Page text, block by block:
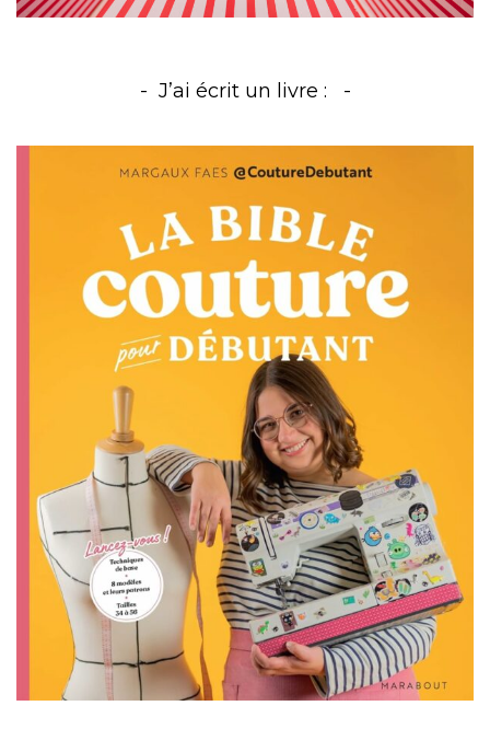
J’ai écrit un livre :